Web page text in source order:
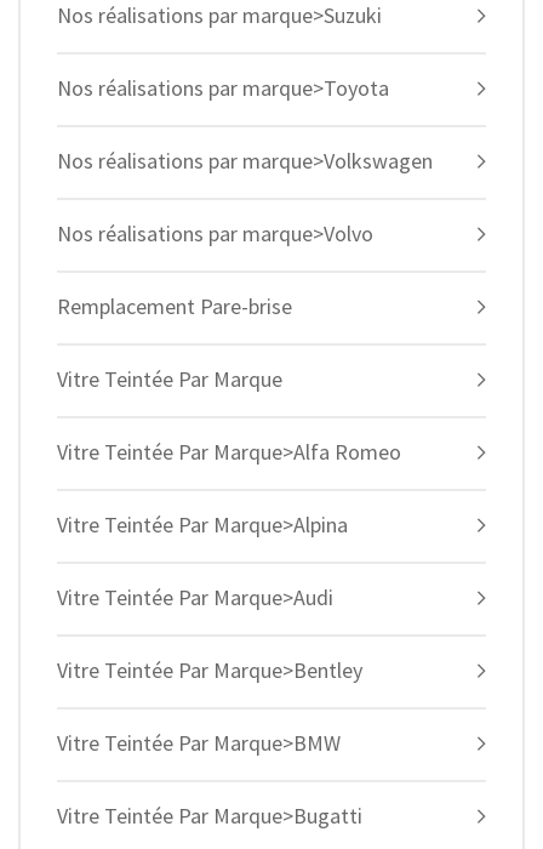
Nos réalisations par marque>Suzuki
Nos réalisations par marque>Toyota
Nos réalisations par marque>Volkswagen
Nos réalisations par marque>Volvo
Remplacement Pare-brise
Vitre Teintée Par Marque
Vitre Teintée Par Marque>Alfa Romeo
Vitre Teintée Par Marque>Alpina
Vitre Teintée Par Marque>Audi
Vitre Teintée Par Marque>Bentley
Vitre Teintée Par Marque>BMW
Vitre Teintée Par Marque>Bugatti